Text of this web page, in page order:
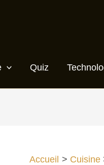
Quiz
Accueil
Cuisine